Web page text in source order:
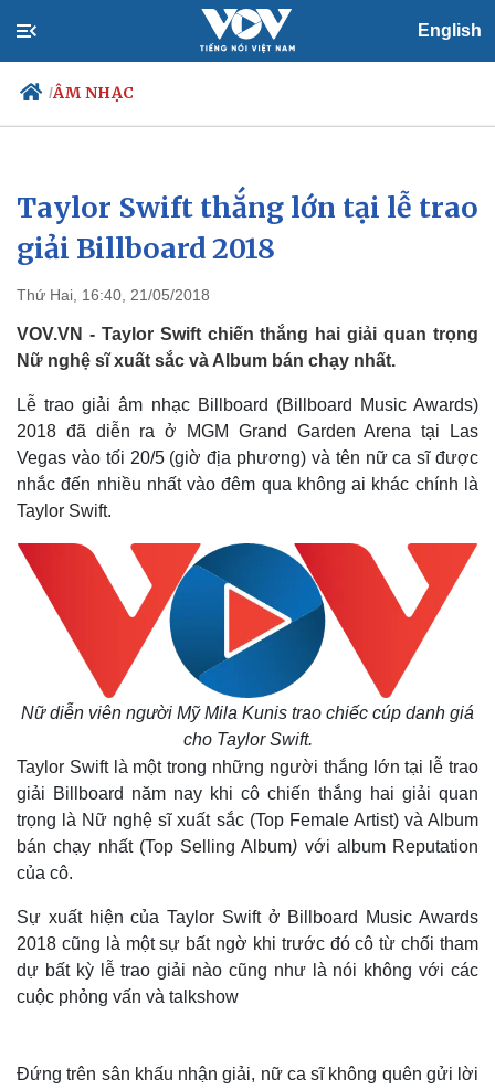
English
/ÂM NHẠC
Chính trị
Đảng
Tổ chức nhân sự
Nhận diện sự thật
Xã hội
Tin 24h
Dự báo thời tiết
Việc làm
Biển đảo
Taylor Swift thắng lớn tại lễ trao
giải Billboard 2018
Thứ Hai, 16:40, 21/05/2018
VOV.VN - Taylor Swift chiến thắng hai giải quan trọng
Nữ nghệ sĩ xuất sắc và Album bán chạy nhất.
Lễ trao giải âm nhạc Billboard (Billboard Music Awards)
2018 đã diễn ra ở MGM Grand Garden Arena tại Las
Vegas vào tối 20/5 (giờ địa phương) và tên nữ ca sĩ được
nhắc đến nhiều nhất vào đêm qua không ai khác chính là
Taylor Swift.
Nữ diễn viên người Mỹ Mila Kunis trao chiếc cúp danh giá
cho Taylor Swift.
Taylor Swift là một trong những người thắng lớn tại lễ trao
giải Billboard năm nay khi cô chiến thắng hai giải quan
trọng là Nữ nghệ sĩ xuất sắc (Top Female Artist) và Album
bán chạy nhất (Top Selling Album) với album Reputation
của cô.
Sự xuất hiện của Taylor Swift ở Billboard Music Awards
2018 cũng là một sự bất ngờ khi trước đó cô từ chối tham
dự bất kỳ lễ trao giải nào cũng như là nói không với các
cuộc phỏng vấn và talkshow
Đứng trên sân khấu nhận giải, nữ ca sĩ không quên gửi lời